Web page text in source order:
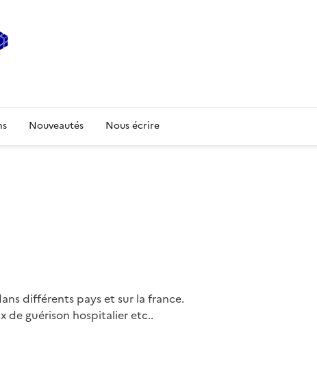
Nouveautés Nous écrire
différents pays et sur la france.
de guérison hospitalier etc..